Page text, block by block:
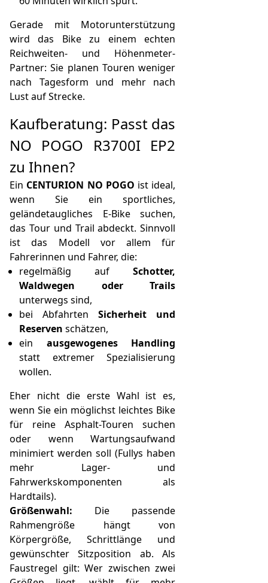
Gerade mit Motorunterstützung
wird das Bike zu einem echten
Reichweiten- und Höhenmeter-
Partner: Sie planen Touren weniger
nach Tagesform und mehr nach
Lust auf Strecke.
Kaufberatung: Passt das
NO POGO R3700I EP2
zu Ihnen?
Ein CENTURION NO POGO ist ideal,
wenn Sie ein sportliches,
geländetaugliches E-Bike suchen,
das Tour und Trail abdeckt. Sinnvoll
ist das Modell vor allem für
Fahrerinnen und Fahrer, die:
regelmäßig aufSchotter,
Waldwegen oder Trails
unterwegs sind,
bei AbfahrtenSicherheit und
Reserven schätzen,
ein ausgewogenes Handling
statt extremer Spezialisierung
wollen.
Eher nicht die erste Wahl ist es,
wenn Sie ein möglichst leichtes Bike
für reine Asphalt-Touren suchen
oder wenn Wartungsaufwand
minimiert werden soll (Fullys haben
mehr Lager- und
Fahrwerkskomponenten als
Hardtails).
Größenwahl: Die passende
Rahmengröße hängt von
Körpergröße, Schrittlänge und
gewünschter Sitzposition ab. Als
Faustregel gilt: Wer zwischen zwei